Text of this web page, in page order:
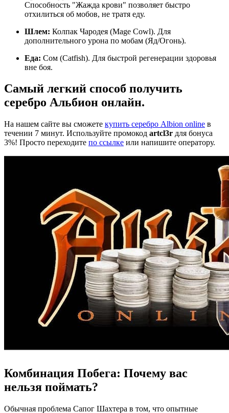
Способность "Жажда крови" позволяет быстро
отхилиться об мобов, не тратя еду.
Шлем: Колпак Чародея (Mage Cowl). Для
дополнительного урона по мобам (Яд/Огонь).
Еда: Сом (Catfish). Для быстрой регенерации здоровья
вне боя.
Самый легкий способ получить
серебро Альбион онлайн.
На нашем сайте вы сможете купить серебро Albion online в
течении 7 минут. Используйте промокод artcl3r для бонуса
3%! Просто переходите по ссылке или напишите оператору.
Комбинация Побега: Почему вас
нельзя поймать?
Обычная проблема Сапог Шахтера в том, что опытные